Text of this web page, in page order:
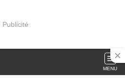
Publicité
MENU